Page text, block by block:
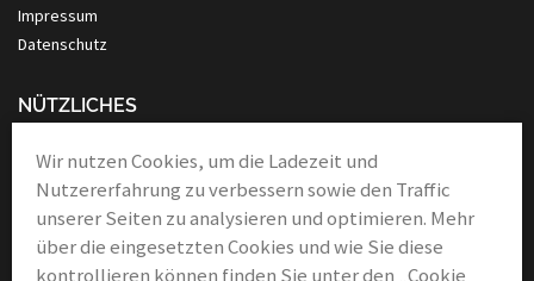
Impressum
Datenschutz
NÜTZLICHES
Anleitung Nassrasur
Verbände
Links & Partner
Wir nutzen Cookies, um die Ladezeit und
Nutzererfahrung zu verbessern sowie den Traffic
unserer Seiten zu analysieren und optimieren. Mehr
über die eingesetzten Cookies und wie Sie diese
kontrollieren können finden Sie unter den „Cookie